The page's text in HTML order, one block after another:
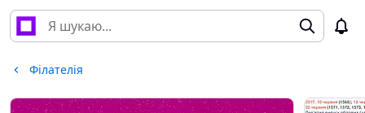
Філателія